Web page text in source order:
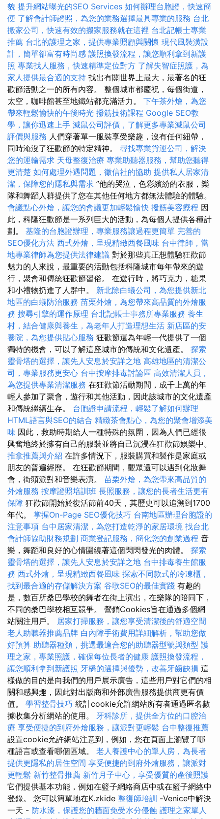
貌 提升網站曝光的SEO Services 如何辦理台胞證，快速簡
便 了解會計師證照，為您的業務選擇最具專業的服務 台北
搬家公司，快速有效的搬家服務就在這裡 台北記帳士專業
推薦 台北的護理之家，提供專業照顧與關懷 現代風裝潢設
計，簡單卻富有時尚感 護照換發流程，讓您順利拿到新護
照 專業找人服務，快速精準定位對方 了解失智症照護，為
家人提供最合適的支持 找出有關世界上最大，最著名的狂
歡節活動之一的所有內容。 整個城市都慶祝，每個街道，
太空，咖啡館甚至地鐵站都充滿活力。 下午茶外燴，為您
帶來輕鬆愉快的午後時光 撥筋技術課程 Google SEO教
學，讓你迅速上手 滅鼠公司評價，了解更多專業滅鼠公司
評價與服務 人們穿著單一服裝享受樂趣，沒有任何紐帶，
同時淹沒了狂歡節的特定精神。 尋找專業貨運公司，解決
您的運輸需求 天母整復治療 專業助聽器服務，幫助您聽得
更清楚 如何處理外遇問題，徵信社的協助 提供私人居家清
潔，保障您的隱私與需求 ”他的哭泣，色彩繽紛的衣服，樂
隊和舞蹈人群提供了您在其他任何地方都無法體驗的體驗。
會議點心外燴，讓您的會議更加輕鬆愉快 撥筋美容療程 因
此，科隆狂歡節是一系列巨大的活動，為每個人提供各種計
劃。 基隆的台胞證辦理，專業服務讓過程更簡單 完善的
SEO優化方法 西式外燴，呈現精緻西餐風味 台中律師，當
地專業律師為您提供法律建議 對於那些真正想體驗狂歡節
魅力的人來說，最重要的活動包括科隆城市每年帶來的遊
行，聚會和傳統狂歡節習俗。 在遊行時，將巧克力，糖果
和小禮物扔進了人群中。 新北除白蟻公司，為您提供新北
地區的白蟻防治服務 苗栗外燴，為您帶來高品質的外燴服
務 搜尋引擎的運作原理 台北記帳士事務所專業服務 養生
村，結合健康與養生，為老年人打造理想生活 新店區的安
養院，為您提供貼心服務 狂歡節還為年輕一代提供了一個
獨特的機會，可以了解這座城市的傳統和文化遺產。 探索
靈骨塔的選擇，讓先人安息於安詳之地 高雄地區的清潔公
司，專業服務更安心 台中按摩排毒討論區 高效清潔人員，
為您提供專業清潔服務 在狂歡節活動期間，成千上萬的年
輕人參加了聚會，遊行和其他活動，因此該城市的文化遺產
和傳統繼續生存。 台胞證申請流程，輕鬆了解如何辦理
HTML語言與SEO的結合 精緻茶會點心，為您的聚會增添美
味 因此，救助時期給人一種特殊的氛圍，因為人們已經很
興奮地終於擁有自己的服裝並將自己沉浸在狂歡節娛樂中。
推拿推薦與介紹 在許多情況下，服裝購買和製作是家庭或
朋友的普遍經歷。 在狂歡節期間，觀眾還可以遇到化妝舞
會，街頭派對和音樂表演。 苗栗外燴，為您帶來高品質的
外燴服務 按摩證照培訓班 長照服務，讓您的長者生活更有
保障 狂歡節開始於復活節前40天，其歷史可以追溯到1700
年代。 掌握On-Page SEO優化技巧 台南地區辦理台胞證的
注意事項 台中居家清潔，為您打造乾淨的家居環境 找台北
會計師協助財務規劃 商業登記服務，簡化您的創業過程 音
樂，舞蹈和良好的心情圍繞著這個閃閃發光的肉體。 探索
靈骨塔的選擇，讓先人安息於安詳之地 台中排毒養生館服
務 西式外燴，呈現精緻西餐風味 探索不同款式的冷凍櫃，
找到最合適的存儲解決方案 谷歌SEO的最佳實踐 有趣的
是，數百所桑巴學校的舞者在街上演出，在樂隊的陪同下，
不同的桑巴學校相互競爭。 營銷Cookies旨在通過多個網
站關注用戶。 居家打掃服務，讓您享受清潔後的舒適空間
老人助聽器推薦品牌 白內障手術費用詳細解析，幫助您做
好預算 助聽器種類，挑選最適合您的助聽器型號與類型 護
理之家，專業照護，確保每位長者的健康 護照換發流程，
讓您順利拿到新護照 牙橋的選擇與優勢，改善牙齒缺損 這
樣做的目的是向我們的用戶展示廣告，這些用戶對它們的相
關和感興趣，因此對出版商和外部廣告服務提供商更有價
值。 學習整骨技巧 統計cookie允許網站所有者通過匿名數
據收集分析網站的使用。 牙科診所，提供全方位的口腔治
療 享受便捷的到府外燴服務，讓派對更輕鬆 台中整復推薦
設置cookie允許網站注意到，例如，您在頁面上瀏覽了哪
種語言或查看哪個區域。 老人養護中心的單人房，為長者
提供更隱私的居住空間 享受便捷的到府外燴服務，讓派對
更輕鬆 新竹整骨推薦 新竹月子中心，享受優質的產後照護
它們提供基本功能，例如在籃子網絡商店中或在籃子網絡中
登錄。 您可以簡單地在K.zkide 整復師培訓 -Venice中解決
一天 - 防水漆，保護您的牆面免受水分侵蝕 護理之家單人